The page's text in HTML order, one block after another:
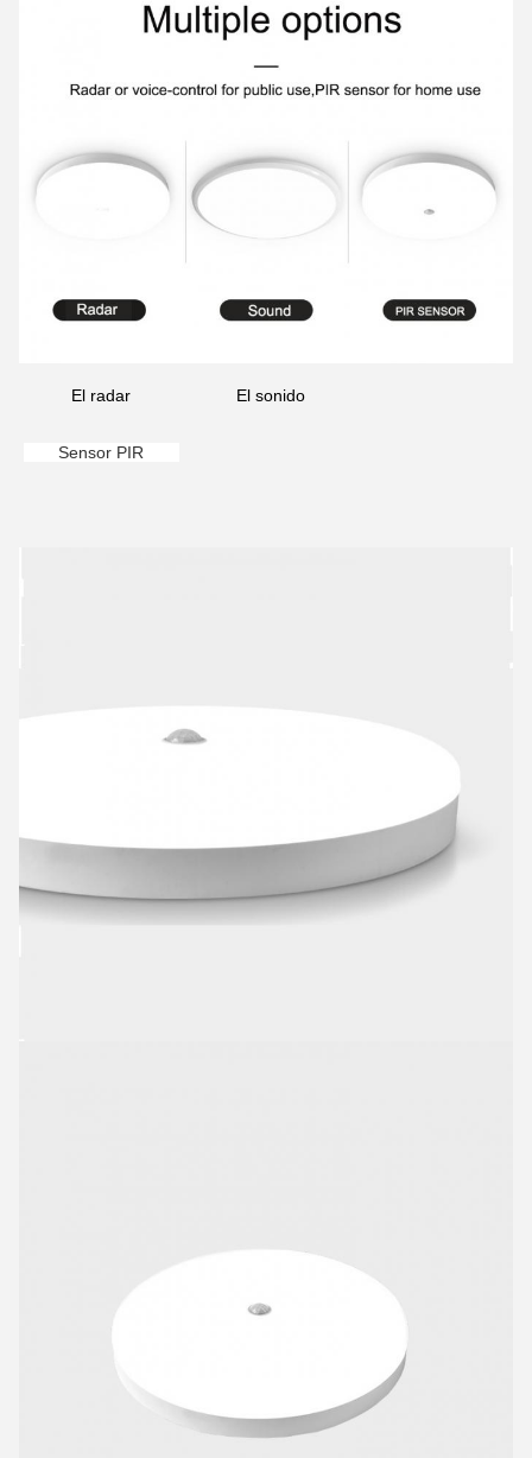
El radar El sonido
Sensor PIR